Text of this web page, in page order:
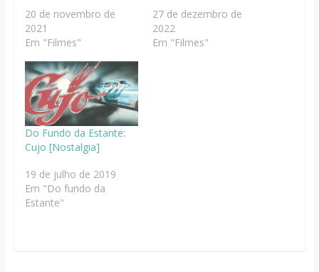
20 de novembro de
2021
Em "Filmes"
27 de dezembro de
2022
Em "Filmes"
Do Fundo da Estante:
Cujo [Nostalgia]
19 de julho de 2019
Em "Do fundo da
Estante"